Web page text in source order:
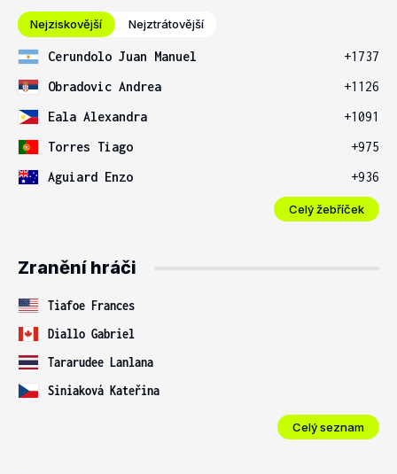
Nejziskovější Nejztrátovější
Cerundolo Juan Manuel
+1737
Obradovic Andrea
+1126
Eala Alexandra
+1091
Torres Tiago
+975
Aguiard Enzo
+936
Celý žebříček
Zranění hráči
Tiafoe Frances
Diallo Gabriel
Tararudee Lanlana
Siniaková Kateřina
Celý seznam